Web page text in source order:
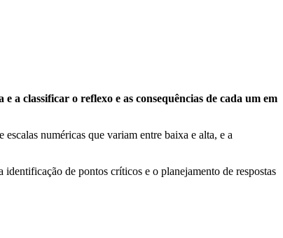
a classificar o reflexo e as consequências de cada um em
numéricas que variam entre baixa e alta, e a
de pontos críticos e o planejamento de respostas